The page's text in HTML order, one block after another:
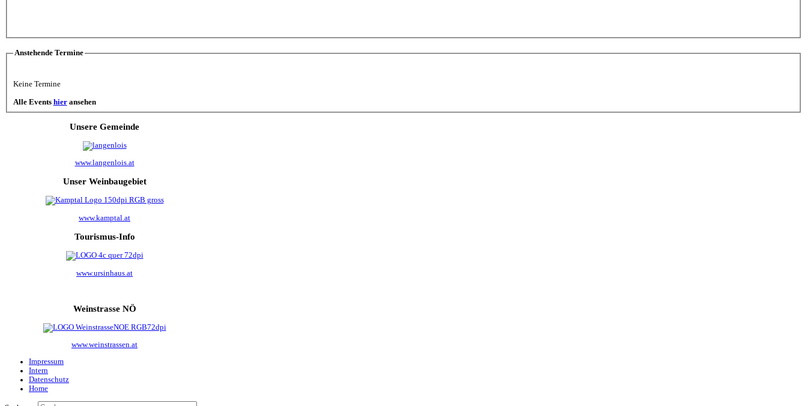
Anstehende Termine
Keine Termine
Alle Events hieransehen
Unsere Gemeinde
www.langenlois.at
Unser Weinbaugebiet
www.kamptal.at
Tourismus-Info
www.ursinhaus.at
Weinstrasse NÖ
www.weinstrassen.at
Impressum
Intern
Datenschutz
Home